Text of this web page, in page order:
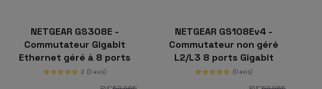
NETGEAR GS308E -
Commutateur Gigabit
Ethernet géré à 8 ports
2 (0 avis)
NETGEAR GS108Ev4 -
Commutateur non géré
L2/L3 8 ports Gigabit
Ethernet
(0 avis)